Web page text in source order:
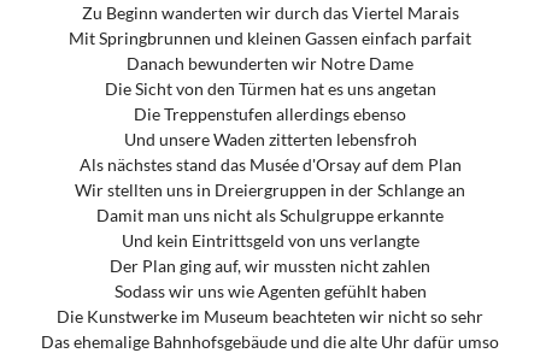
Zu Beginn wanderten wir durch das Viertel Marais
Mit Springbrunnen und kleinen Gassen einfach parfait
Danach bewunderten wir Notre Dame
Die Sicht von den Türmen hat es uns angetan
Die Treppenstufen allerdings ebenso
Und unsere Waden zitterten lebensfroh
Als nächstes stand das Musée d'Orsay auf dem Plan
Wir stellten uns in Dreiergruppen in der Schlange an
Damit man uns nicht als Schulgruppe erkannte
Und kein Eintrittsgeld von uns verlangte
Der Plan ging auf, wir mussten nicht zahlen
Sodass wir uns wie Agenten gefühlt haben
Die Kunstwerke im Museum beachteten wir nicht so sehr
Das ehemalige Bahnhofsgebäude und die alte Uhr dafür umso